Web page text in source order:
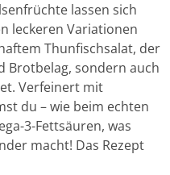
lassen sich
leckeren Variationen
Thunfischsalat, der
Brotbelag, sondern auch
Verfeinert mit
du – wie beim echten
3-Fettsäuren, was
macht! Das Rezept